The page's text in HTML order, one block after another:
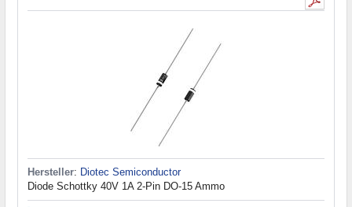
Hersteller: Diotec Semiconductor
Diode Schottky 40V 1A 2-Pin DO-15 Ammo